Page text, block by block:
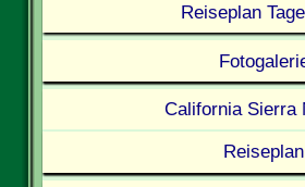
Reiseplan
California Sierra
Reiseplan